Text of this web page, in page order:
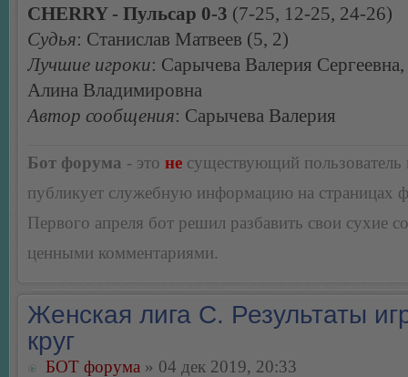
CHERRY - Пульсар 0-3 (7-25, 12-25, 24-26)
Судья: Станислав Матвеев (5, 2)
Лучшие игроки: Сарычева Валерия
Алина Владимировна
Автор сообщения: Сарычева Валерия
Бот форума - это не существующий пользователь
публикует служебную информацию на страницах
Первого апреля бот решил разбавить свои сухие
ценными комментариями.
Женская лига С. Результаты
круг
БОТ форума » 04 дек 2019, 20:33